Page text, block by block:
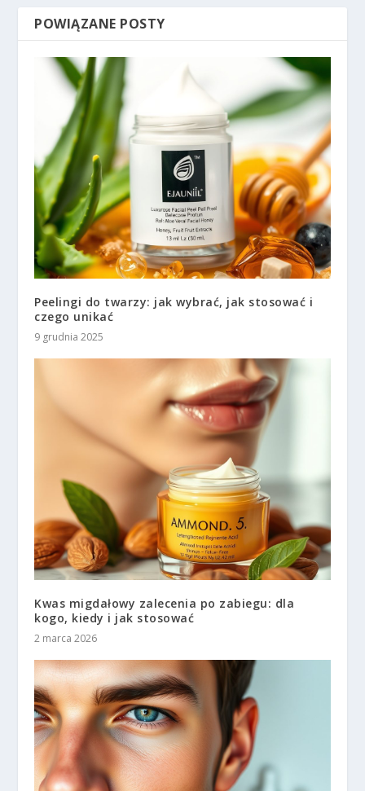
POWIĄZANE POSTY
Peelingi do twarzy: jak wybrać, jak stosować i
czego unikać
9 grudnia 2025
Kwas migdałowy zalecenia po zabiegu: dla
kogo, kiedy i jak stosować
2 marca 2026